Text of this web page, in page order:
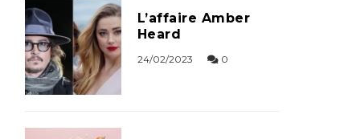
L’affaire Amber
Heard
24/02/2023 0